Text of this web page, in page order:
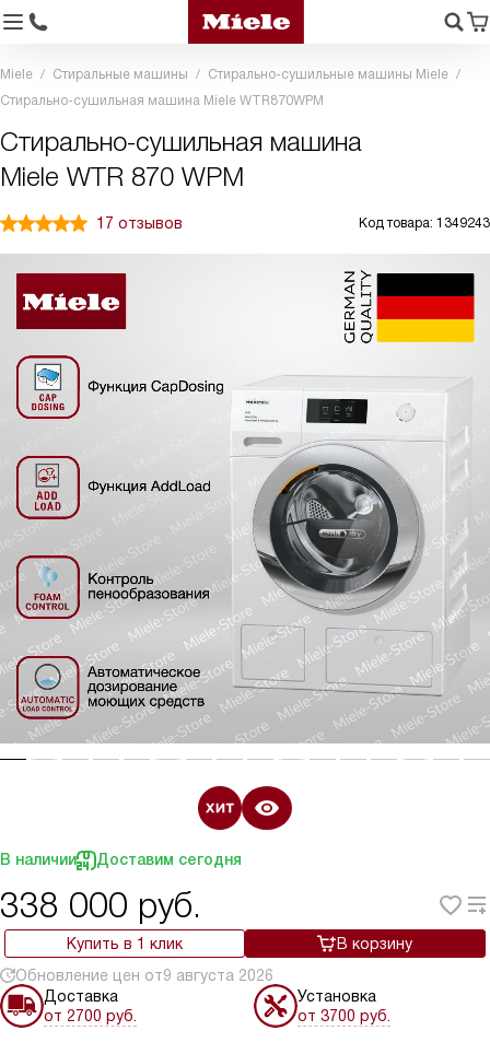
Miele Стиральные машины
Стирально-сушильные машины Miele
Стирально-сушильная машина Miele WTR870WPM
Стирально-сушильная машина
Miele WTR 870 WPM
17 отзывов Код товара: 1349243
В наличии Доставим сегодня
338 000 руб.
Купить в 1 клик
В корзину
Обновление цен от9 августа 2026
Доставка
от 2700 руб.
Установка
от 3700 руб.